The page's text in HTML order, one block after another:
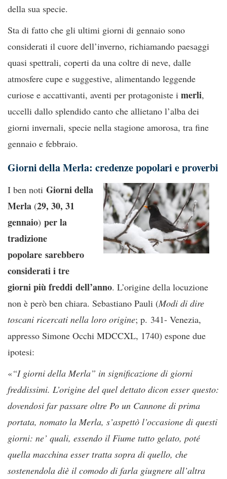
della sua specie.
Sta di fatto che gli ultimi giorni di gennaio sono
considerati il cuore dell’inverno, richiamando paesaggi
quasi spettrali, coperti da una coltre di neve, dalle
atmosfere cupe e suggestive, alimentando leggende
curiose e accattivanti, aventi per protagoniste i merli,
uccelli dallo splendido canto che allietano l’alba dei
giorni invernali, specie nella stagione amorosa, tra fine
gennaio e febbraio.
Giorni della Merla: credenze popolari e proverbi
I ben noti Giorni della
Merla (29, 30, 31
gennaio) per la
tradizione
popolare sarebbero
considerati i tre
giorni più freddi dell’anno. L’origine della locuzione
non è però ben chiara. Sebastiano Pauli (Modi di dire
toscani ricercati nella loro origine; p. 341- Venezia,
appresso Simone Occhi MDCCXL, 1740) espone due
ipotesi:
«“I giorni della Merla” in significazione di giorni
freddissimi. L’origine del quel dettato dicon esser questo:
dovendosi far passare oltre Po un Cannone di prima
portata, nomato la Merla, s’aspettò l’occasione di questi
giorni: ne’ quali, essendo il Fiume tutto gelato, poté
quella macchina esser tratta sopra di quello, che
sostenendola diè il comodo di farla giugnere all’altra